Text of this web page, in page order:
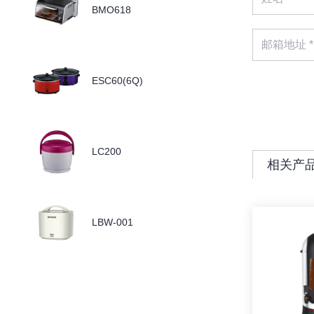
BMO618
ESC60(6Q)
LC200
LBW-001
相关产